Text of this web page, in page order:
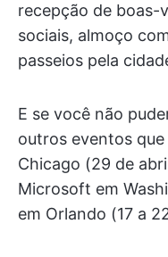
recepção de boas-
sociais, almoço
passeios pela
E se você não
outros eventos
Chicago (29 de
Microsoft em
em Orlando (17 a